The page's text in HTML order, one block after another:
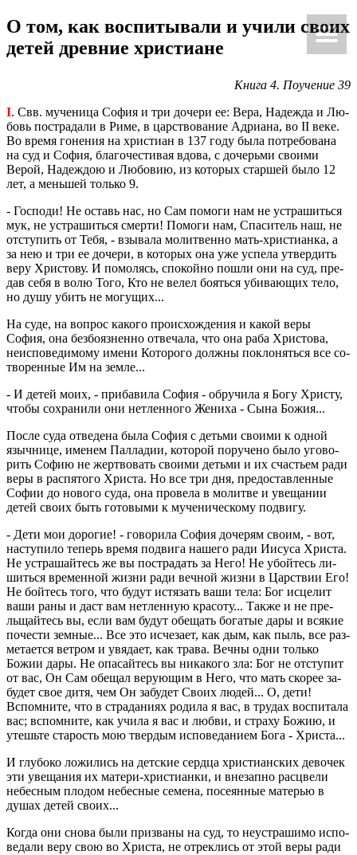
@Κύριεἐλέησον.με
Ки́рие эле́йсон
О том, как вос­пи­ты­ва­ли и учили своих
детей древ­ние хри­сти­ане
Книга 4. По­уче­ние 39
I. Свв. му­че­ни­ца София и три до­че­ри ее: Вера, На­деж­да и Лю­
бовь по­стра­да­ли в Риме, в цар­ство­ва­ние Ад­ри­а­на, во II веке.
Во время го­не­ния на хри­сти­ан в 137 году была по­тре­бо­ва­на
на суд и София, бла­го­че­сти­вая вдова, с до­черь­ми сво­и­ми
Верой, На­деж­дою и Лю­бо­вию, из ко­то­рых стар­шей было 12
лет, а мень­шей толь­ко 9.
- Гос­по­ди! Не оставь нас, но Сам по­мо­ги нам не устра­шить­ся
мук, не устра­шить­ся смер­ти! По­мо­ги нам, Спа­си­тель наш, не
от­сту­пить от Тебя, - взы­ва­ла мо­лит­вен­но мать-хри­сти­ан­ка, а
за нею и три ее до­че­ри, в ко­то­рых она уже успе­ла утвер­дить
веру Хри­сто­ву. И по­мо­лясь, спо­кой­но пошли они на суд, пре­
дав себя в волю Того, Кто не велел бо­ять­ся уби­ва­ю­щих тело,
но душу убить не мо­гу­щих...
На суде, на во­прос ка­ко­го про­ис­хож­де­ния и какой веры
София, она без­бо­яз­нен­но от­ве­ча­ла, что она раба Хри­сто­ва,
неис­по­ве­ди­мо­му имени Ко­то­ро­го долж­ны по­кло­нять­ся все со­
тво­рен­ные Им на земле...
- И детей моих, - при­ба­ви­ла София - об­ру­чи­ла я Богу Хри­сту,
чтобы со­хра­ни­ли они нетлен­но­го Же­ни­ха - Сына Божия...
После суда от­ве­де­на была София с детьми сво­и­ми к одной
языч­ни­це, име­нем Пал­ла­дии, ко­то­рой по­ру­че­но было уго­во­
рить Софию не жерт­во­вать сво­и­ми детьми и их сча­стьем ради
веры в рас­пя­то­го Хри­ста. Но все три дня, предо­став­лен­ные
Софии до но­во­го суда, она про­ве­ла в мо­лит­ве и уве­ща­нии
детей своих быть го­то­вы­ми к му­че­ни­че­ско­му по­дви­гу.
- Дети мои до­ро­гие! - го­во­ри­ла София до­че­рям своим, - вот,
на­сту­пи­ло те­перь время по­дви­га на­ше­го ради Иису­са Хри­ста.
Не устра­шай­тесь же вы по­стра­дать за Него! Не убой­тесь ли­
шить­ся вре­мен­ной жизни ради веч­ной жизни в Цар­ствии Его!
Не бой­тесь того, что будут ис­тя­зать ваши тела: Бог ис­це­лит
ваши раны и даст вам нетлен­ную кра­со­ту... Также и не пре­
льщай­тесь вы, если вам будут обе­щать бо­га­тые дары и вся­кие
по­че­сти зем­ные... Все это ис­че­за­ет, как дым, как пыль, все раз­
ме­та­ет­ся вет­ром и увя­да­ет, как трава. Вечны одни толь­ко
Божии дары. Не опа­сай­тесь вы ни­ка­ко­го зла: Бог не от­сту­пит
от вас, Он Сам обе­щал ве­ру­ю­щим в Него, что мать ско­рее за­
бу­дет свое дитя, чем Он за­бу­дет Своих людей... О, дети!
Вспом­ни­те, что в стра­да­ни­ях ро­ди­ла я вас, в тру­дах вос­пи­та­ла
вас; вспом­ни­те, как учила я вас и любви, и стра­ху Божию, и
утешь­те ста­рость мою твер­дым ис­по­ве­да­ни­ем Бога - Хри­ста...
И глу­бо­ко ло­жи­лись на дет­ские серд­ца хри­сти­ан­ских де­во­чек
эти уве­ща­ния их ма­те­ри-хри­сти­ан­ки, и вне­зап­но рас­цве­ли
небес­ным пло­дом небес­ные се­ме­на, по­се­ян­ные ма­те­рью в
душах детей своих...
Когда они снова были при­зва­ны на суд, то неустра­ши­мо ис­по­
ве­да­ли веру свою во Хри­ста, не от­рек­лись от этой веры ради